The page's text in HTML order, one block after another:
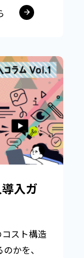
入ガ
スト構造
かを、